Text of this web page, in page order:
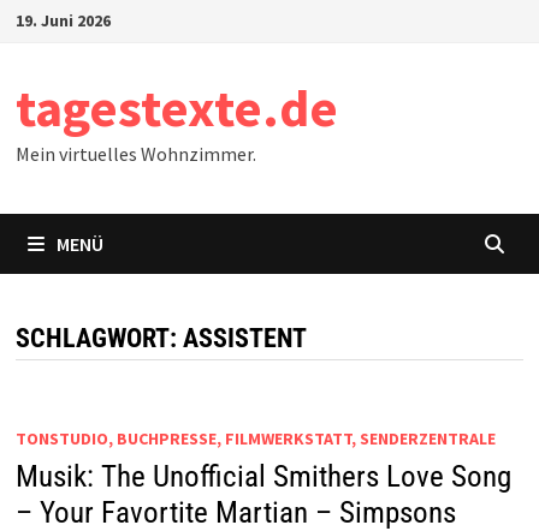
Zum19. Juni 2026
tagestexte.de
Mein virtuelles Wohnzimmer.
MENÜ
SCHLAGWORT: ASSISTENT
TONSTUDIO, BUCHPRESSE, FILMWERKSTATT, SENDERZENTRALE
Musik: The Unofficial Smithers Love Song
– Your Favortite Martian – Simpsons